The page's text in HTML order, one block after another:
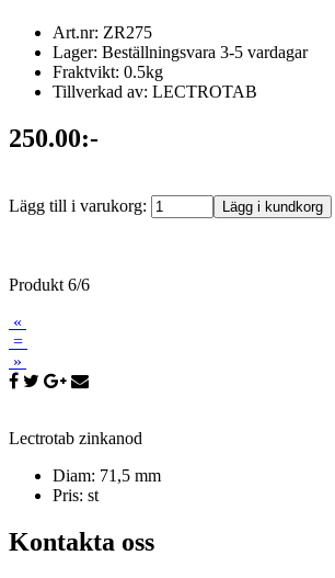
Art.nr: ZR275
Lager: Beställningsvara 3-5 vardagar
Fraktvikt: 0.5kg
Tillverkad av: LECTROTAB
250.00:-
Lägg till i varukorg:
Produkt 6/6
«
=
»
Lectrotab zinkanod
Diam: 71,5 mm
Pris: st
Kontakta oss